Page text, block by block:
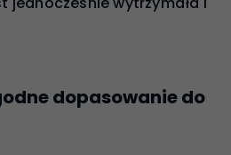
dopasowanie do